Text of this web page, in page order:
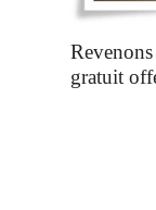
gratuit